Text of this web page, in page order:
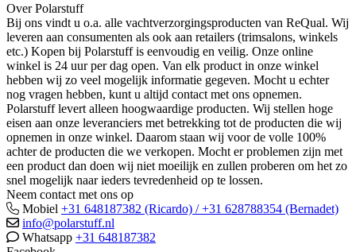
Over Polarstuff
Bij ons vindt u o.a. alle vachtverzorgingsproducten van ReQual. Wij
leveren aan consumenten als ook aan retailers (trimsalons, winkels
etc.) Kopen bij Polarstuff is eenvoudig en veilig. Onze online
winkel is 24 uur per dag open. Van elk product in onze winkel
hebben wij zo veel mogelijk informatie gegeven. Mocht u echter
nog vragen hebben, kunt u altijd contact met ons opnemen.
Polarstuff levert alleen hoogwaardige producten. Wij stellen hoge
eisen aan onze leveranciers met betrekking tot de producten die wij
opnemen in onze winkel. Daarom staan wij voor de volle 100%
achter de producten die we verkopen. Mocht er problemen zijn met
een product dan doen wij niet moeilijk en zullen proberen om het zo
snel mogelijk naar ieders tevredenheid op te lossen.
Neem contact met ons op
Mobiel +31 648187382 (Ricardo) / +31 628788354 (Bernadet)
info@polarstuff.nl
Whatsapp +31 648187382